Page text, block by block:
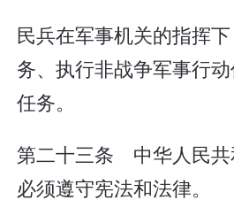
民兵在军事机关的指挥
务、执行非战争军事行
任务。
第二十三条 中华人民共
必须遵守宪法和法律。